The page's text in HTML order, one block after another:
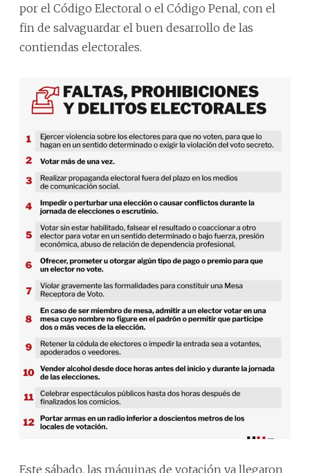
por el Código Electoral o el Código Penal, con el
fin de salvaguardar el buen desarrollo de las
contiendas electorales.
Este sábado, las máquinas de votación ya llegaron